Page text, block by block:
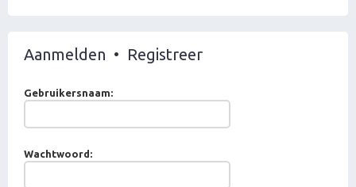
Aanmelden • Registreer
Gebruikersnaam:
Wachtwoord: